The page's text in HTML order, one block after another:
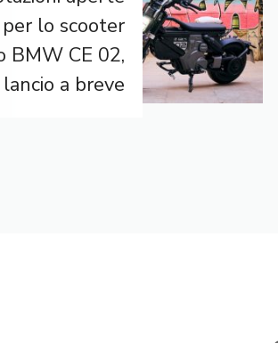
lo scooter
BMW CE 02,
lancio a breve